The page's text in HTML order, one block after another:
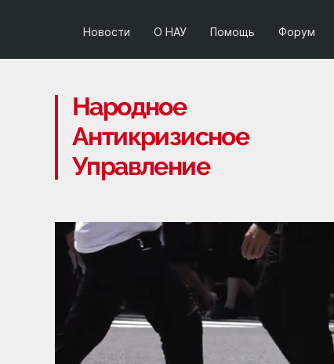
Новости О НАУ Помощь Форум
Народное
Антикризисное
Управление